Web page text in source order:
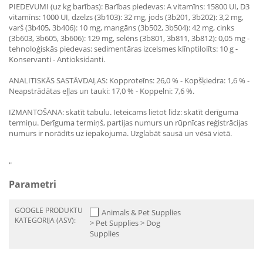
PIEDEVUMI (uz kg barības): Barības piedevas: A vitamīns: 15800 UI, D3
vitamīns: 1000 UI, dzelzs (3b103): 32 mg, jods (3b201, 3b202): 3,2 mg,
varš (3b405, 3b406): 10 mg, mangāns (3b502, 3b504): 42 mg, cinks
(3b603, 3b605, 3b606): 129 mg, selēns (3b801, 3b811, 3b812): 0,05 mg -
tehnoloģiskās piedevas: sedimentāras izcelsmes klīnptilolīts: 10 g -
Konservanti - Antioksidanti.
ANALITISKĀS SASTĀVDAĻAS: Kopproteīns: 26,0 % - Kopšķiedra: 1,6 % -
Neapstrādātas eļļas un tauki: 17,0 % - Koppelni: 7,6 %.
IZMANTOŠANA: skatīt tabulu. Ieteicams lietot līdz: skatīt derīguma
termiņu. Derīguma termiņš, partijas numurs un rūpnīcas reģistrācijas
numurs ir norādīts uz iepakojuma. Uzglabāt sausā un vēsā vietā.
"
Parametri
GOOGLE PRODUKTU
KATEGORIJA (ASV):
Animals & Pet Supplies
> Pet Supplies > Dog
Supplies